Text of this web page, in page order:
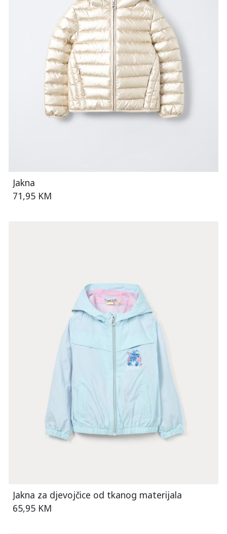
Jakna
71,95 KM
Jakna za djevojčice od tkanog materijala
65,95 KM